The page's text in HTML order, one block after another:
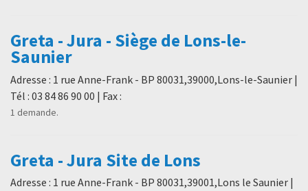
Greta - Jura - Siège de Lons-le-
Saunier
Adresse : 1 rue Anne-Frank - BP 80031,39000,Lons-le-Saunier |
Tél : 03 84 86 90 00 | Fax :
1 demande.
Greta - Jura Site de Lons
Adresse : 1 rue Anne-Frank - BP 80031,39001,Lons le Saunier |